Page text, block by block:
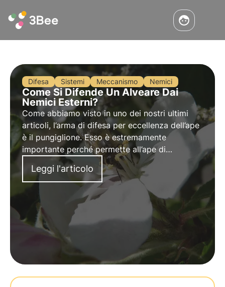
Difesa Sistemi Meccanismo Nemici
Come Si Difende Un Alveare Dai
Nemici Esterni?
Come abbiamo visto in uno dei nostri ultimi
articoli, l’arma di difesa per eccellenza dell’ape
è il pungiglione. Esso è estremamente
importante perché permette all’ape di
attaccare efficacemente i nemici, ma questo
piccolo insetto ha anche altri assi nella manica.
Leggi l'articolo